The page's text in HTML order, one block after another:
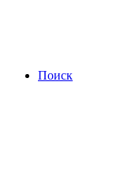
Поиск